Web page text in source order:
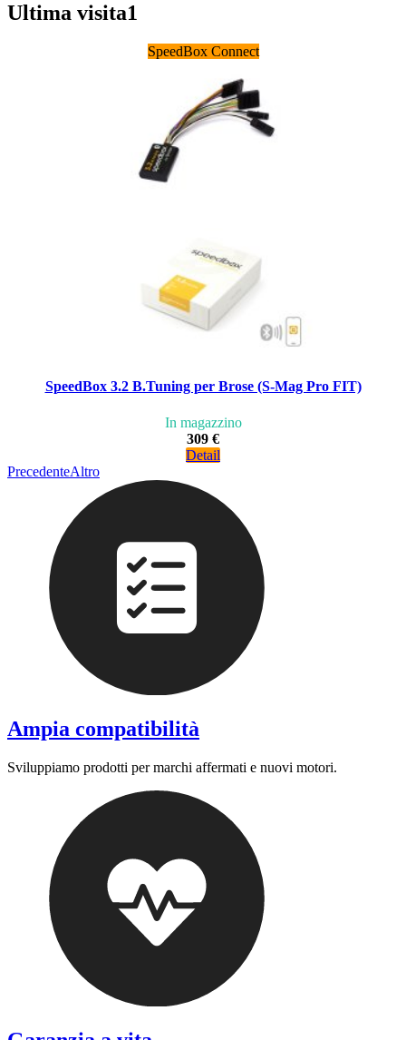
Ultima visita1
SpeedBox Connect
SpeedBox 3.2 B.Tuning per Brose (S-Mag Pro FIT)
In magazzino
309 €
Detail
PrecedenteAltro
Ampia compatibilità
Sviluppiamo prodotti per marchi affermati e nuovi motori.